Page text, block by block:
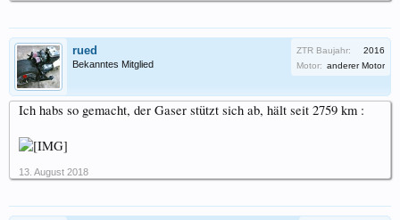
rued
Bekanntes Mitglied
ZTR Baujahr:
2016
Motor: anderer Motor
Ich habs so gemacht, der Gaser stützt sich ab, hält seit 2759 km :
13. August 2018